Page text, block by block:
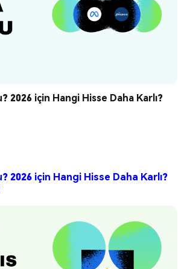
2026 için Hangi Hisse Daha Karlı?
2026 için Hangi Hisse Daha Karlı?